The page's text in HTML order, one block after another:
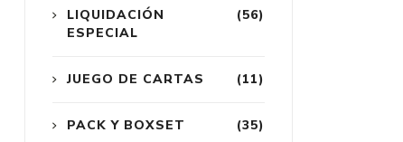
(56)
LIQUIDACIÓN
ESPECIAL
(11)
JUEGO DE CARTAS
(35)
PACK Y BOXSET